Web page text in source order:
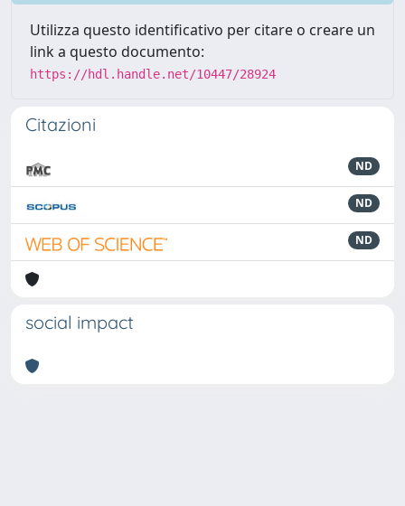
Utilizza questo identificativo per citare o creare un
link a questo documento:
https://hdl.handle.net/10447/28924
Citazioni
ND
ND
ND
social impact